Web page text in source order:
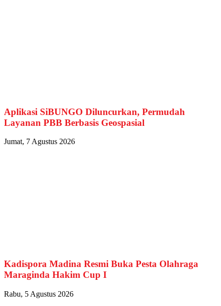
Aplikasi SiBUNGO Diluncurkan, Permudah
Layanan PBB Berbasis Geospasial
Jumat, 7 Agustus 2026
Kadispora Madina Resmi Buka Pesta Olahraga
Maraginda Hakim Cup I
Rabu, 5 Agustus 2026